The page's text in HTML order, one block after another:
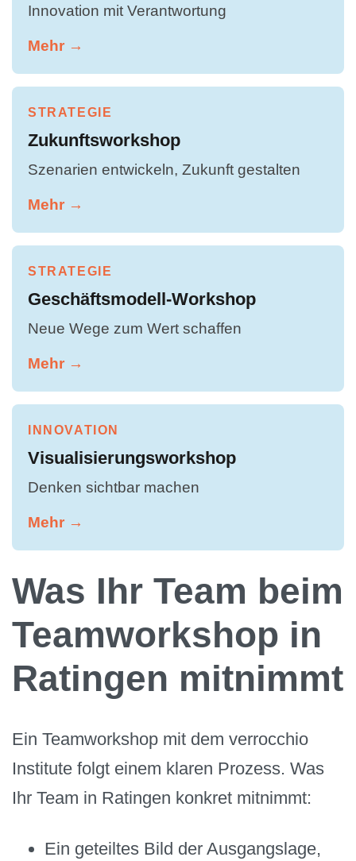
Innovation mit Verantwortung
Mehr →
STRATEGIE
Zukunftsworkshop
Szenarien entwickeln, Zukunft gestalten
Mehr →
STRATEGIE
Geschäftsmodell-Workshop
Neue Wege zum Wert schaffen
Mehr →
INNOVATION
Visualisierungsworkshop
Denken sichtbar machen
Mehr →
Was Ihr Team beim
Teamworkshop in
Ratingen mitnimmt
Ein Teamworkshop mit dem verrocchio
Institute folgt einem klaren Prozess. Was
Ihr Team in Ratingen konkret mitnimmt:
Ein geteiltes Bild der Ausgangslage,